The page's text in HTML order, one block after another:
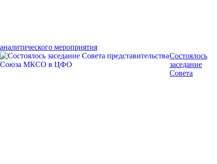
аналитического мероприятия
Состоялось
заседание
Совета